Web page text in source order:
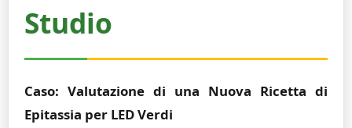
Studio
Caso: Valutazione di una Nuova Ricetta di
Epitassia per LED Verdi